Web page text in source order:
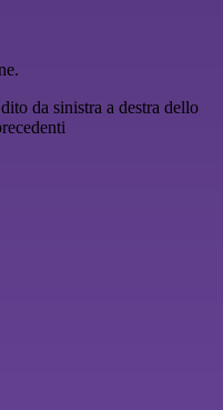
da sinistra a destra dello